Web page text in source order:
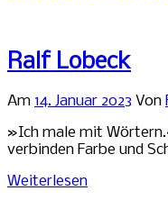
Ralf Lobeck
Am 14. Januar 2023 Von
»Ich male mit
verbinden Farbe und
Weiterlesen